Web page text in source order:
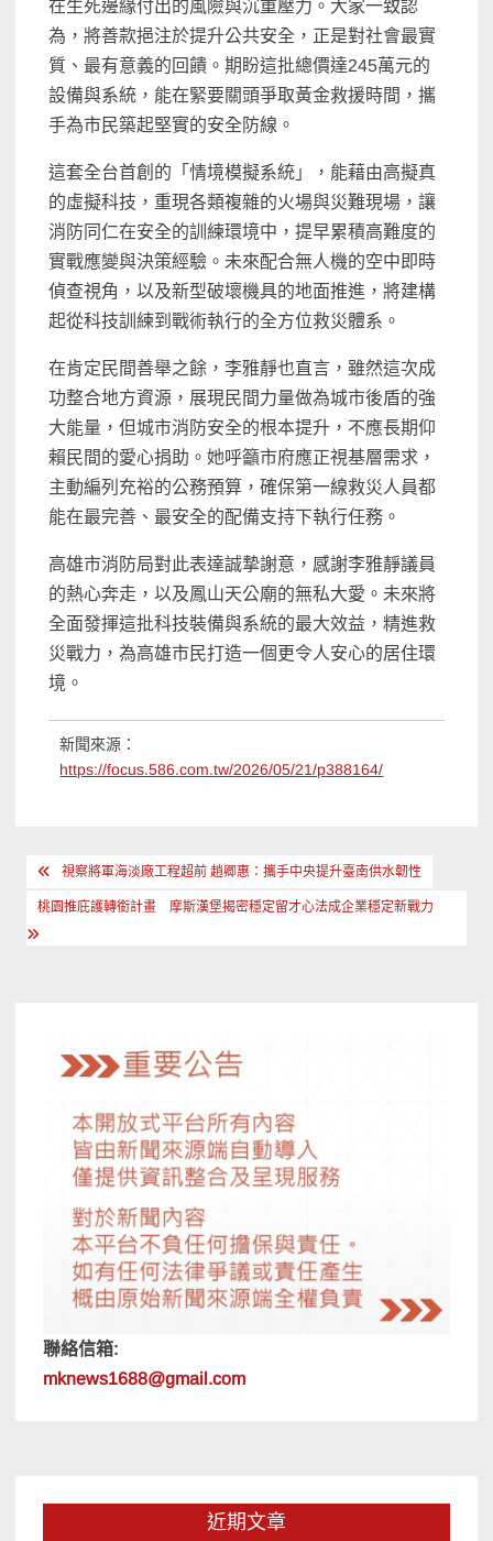
在生死邊緣付出的風險與沉重壓力。大家一致認
為，將善款挹注於提升公共安全，正是對社會最實
質、最有意義的回饋。期盼這批總價達245萬元的
設備與系統，能在緊要關頭爭取黃金救援時間，攜
手為市民築起堅實的安全防線。
這套全台首創的「情境模擬系統」，能藉由高擬真
的虛擬科技，重現各類複雜的火場與災難現場，讓
消防同仁在安全的訓練環境中，提早累積高難度的
實戰應變與決策經驗。未來配合無人機的空中即時
偵查視角，以及新型破壞機具的地面推進，將建構
起從科技訓練到戰術執行的全方位救災體系。
在肯定民間善舉之餘，李雅靜也直言，雖然這次成
功整合地方資源，展現民間力量做為城市後盾的強
大能量，但城市消防安全的根本提升，不應長期仰
賴民間的愛心捐助。她呼籲市府應正視基層需求，
主動編列充裕的公務預算，確保第一線救災人員都
能在最完善、最安全的配備支持下執行任務。
高雄市消防局對此表達誠摯謝意，感謝李雅靜議員
的熱心奔走，以及鳳山天公廟的無私大愛。未來將
全面發揮這批科技裝備與系統的最大效益，精進救
災戰力，為高雄市民打造一個更令人安心的居住環
境。
新聞來源：
https://focus.586.com.tw/2026/05/21/p388164/
文
章
導
視察將軍海淡廠工程超前 趙卿惠：攜手中央提升臺南供水韌性
桃園推庇護轉銜計畫 摩斯漢堡揭密穩定留才心法成企業穩定新戰力
聯絡信箱:
mknews1688@gmail.com
近期文章